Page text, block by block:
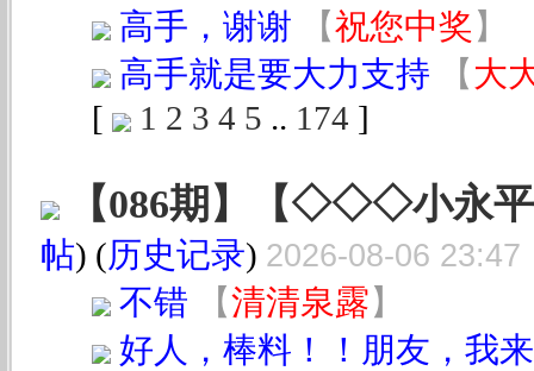
高手，谢谢
【祝您中奖 】
高手就是要大力支持
【 大
[
1 2 3 4 5 .. 174 ]
【086期】【◇◇◇小
帖) (历史记录) 2026-08-06 23:47
不错 【清清泉露】
好人，棒料！！朋友，我